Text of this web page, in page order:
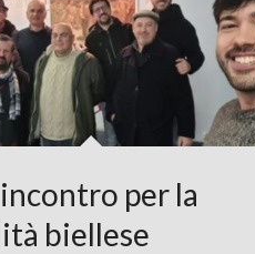
per la
biellese